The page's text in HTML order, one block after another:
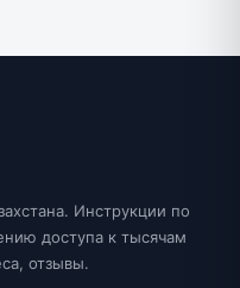
Инструкции по
доступа к тысячам
отзывы.